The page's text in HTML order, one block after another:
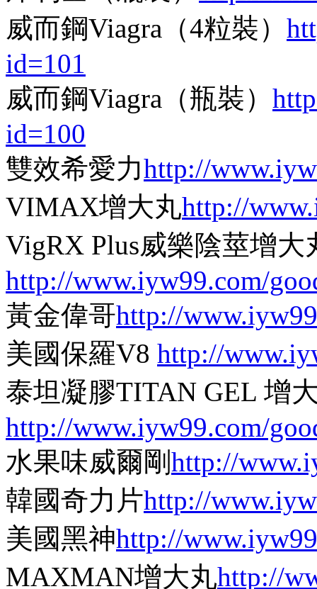
威而鋼Viagra（4粒裝）
id=101
威而鋼Viagra（瓶裝）
id=100
雙效希愛力http://
VIMAX增大丸http://
VigRX Plus威樂陰莖增大
http://www.iyw99.com/
黃金偉哥http://
美國保羅V8 http://
泰坦凝膠TITAN GEL 增
http://www.iyw99.com/
水果味威爾剛http://
韓國奇力片http://
美國黑神http://
MAXMAN增大丸http://